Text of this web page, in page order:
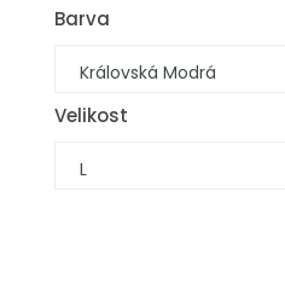
Barva
Královská Modrá
Velikost
L